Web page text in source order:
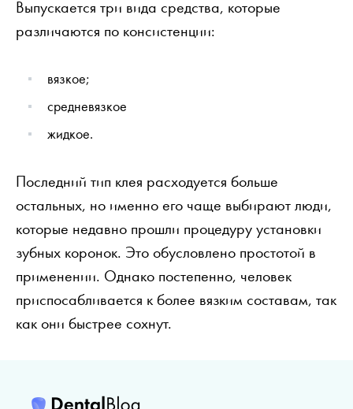
Выпускается три вида средства, которые
различаются по консистенции:
вязкое;
средневязкое
жидкое.
Последний тип клея расходуется больше
остальных, но именно его чаще выбирают люди,
которые недавно прошли процедуру установки
зубных коронок. Это обусловлено простотой в
применении. Однако постепенно, человек
приспосабливается к более вязким составам, так
как они быстрее сохнут.